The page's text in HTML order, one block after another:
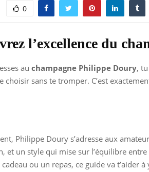
0
l’excellence du
au champagne Philippe Doury,
choisir sans te tromper. C’est
Philippe Doury s’adresse aux
et un style qui mise sur l’équilibre
ou un repas, ce guide va t’aider à